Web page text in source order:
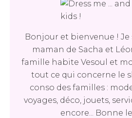
Bonjour et bienvenue ! Je
maman de Sacha et
famille habite Vesoul et
tout ce qui concerne le
conso des familles :
voyages, déco, jouets,
encore... Bonne